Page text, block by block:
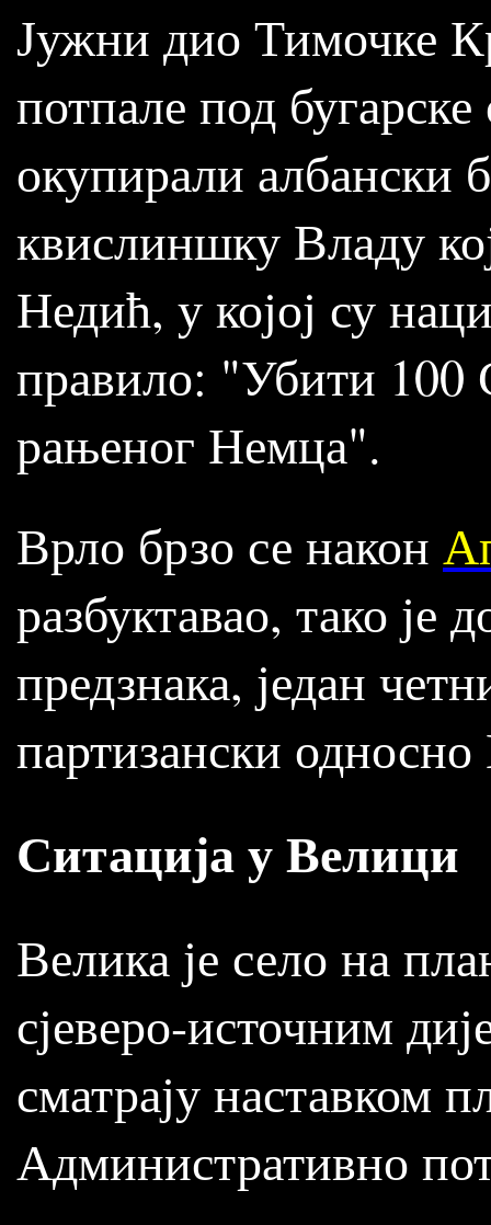
Јужни дио Тимочке
потпале под
окупирали албански
квислиншку Владу
Недић, у којој су
правило: "Убити 100
рањеног Немца".
Врло брзо се након
разбуктавао, тако је
предзнака, један
партизански
Ситација у Велици
Велика је село на
сјеверо-источним
сматрају наставком
Административно